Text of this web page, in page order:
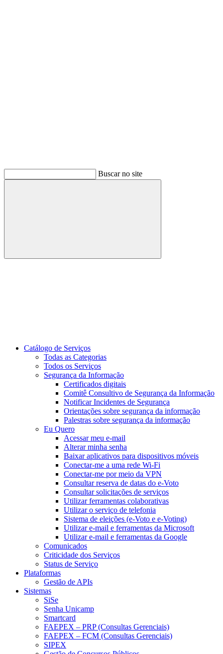
Buscar no site
Buscar
Catálogo de Serviços
Todas as Categorias
Todos os Serviços
Segurança da Informação
Certificados digitais
Comitê Consultivo de Segurança da Informação
Notificar Incidentes de Segurança
Orientações sobre segurança da informação
Palestras sobre segurança da informação
Eu Quero
Acessar meu e-mail
Alterar minha senha
Baixar aplicativos para dispositivos móveis
Conectar-me a uma rede Wi-Fi
Conectar-me por meio da VPN
Consultar reserva de datas do e-Voto
Consultar solicitações de serviços
Utilizar ferramentas colaborativas
Utilizar o serviço de telefonia
Sistema de eleições (e-Voto e e-Voting)
Utilizar e-mail e ferramentas da Microsoft
Utilizar e-mail e ferramentas da Google
Comunicados
Criticidade dos Serviços
Status de Serviço
Plataformas
Gestão de APIs
Sistemas
SiSe
Senha Unicamp
Smartcard
FAEPEX – PRP (Consultas Gerenciais)
FAEPEX – FCM (Consultas Gerenciais)
SIPEX